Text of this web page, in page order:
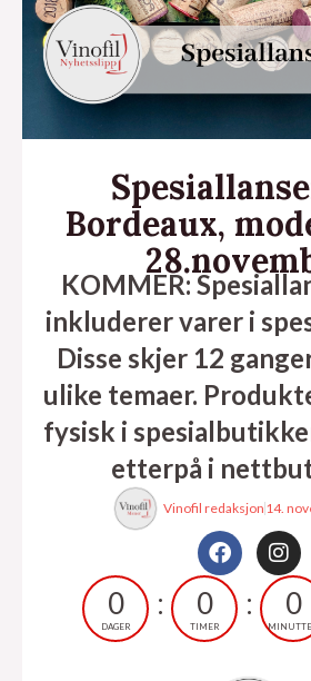
Bordeaux,
KOMMER:
inkluderer varer i
Disse skjer 12
ulike temaer.
fysisk i
etterpå i
Vinofil redaksjon 14.
F
a
c
b
I
n
s
a
0
DAGER
0
TIMER
0